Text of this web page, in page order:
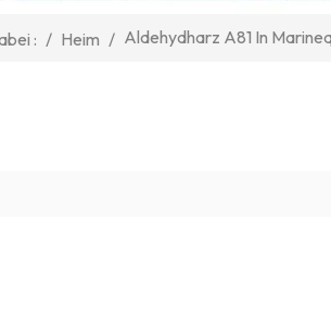
: / Heim / Aldehydharz A81 In